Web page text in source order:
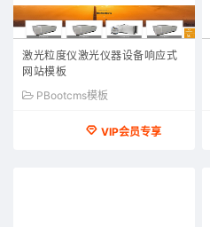
激光粒度仪激光仪器设备响应式
网站模板
PBootcms模板
VIP会员专享